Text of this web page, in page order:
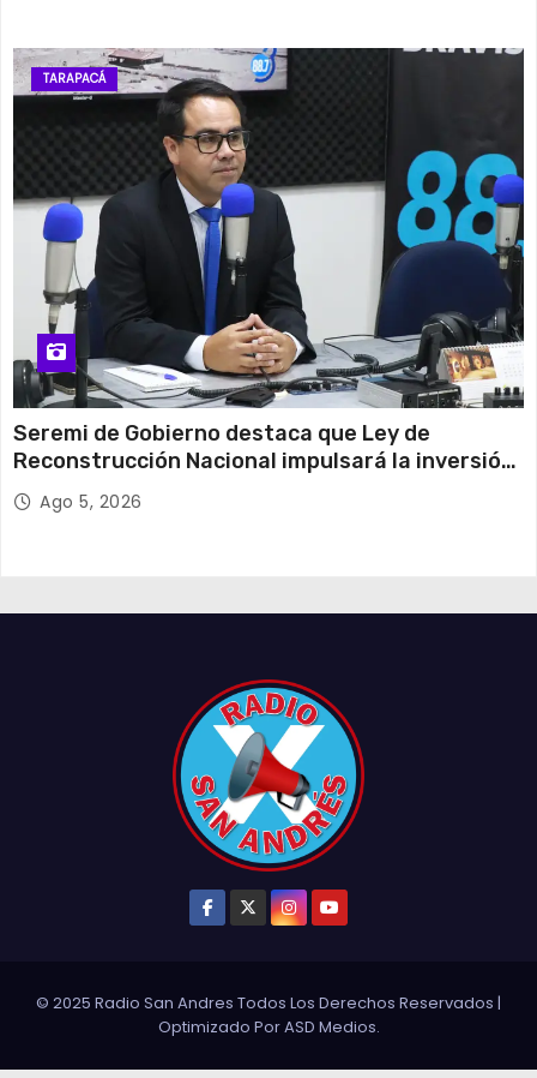
TARAPACÁ
Seremi de Gobierno destaca que Ley de
Reconstrucción Nacional impulsará la inversión
y el empleo en Tarapacá
Ago 5, 2026
© 2025 Radio San Andres Todos Los Derechos Reservados |
Optimizado PorASD Medios.